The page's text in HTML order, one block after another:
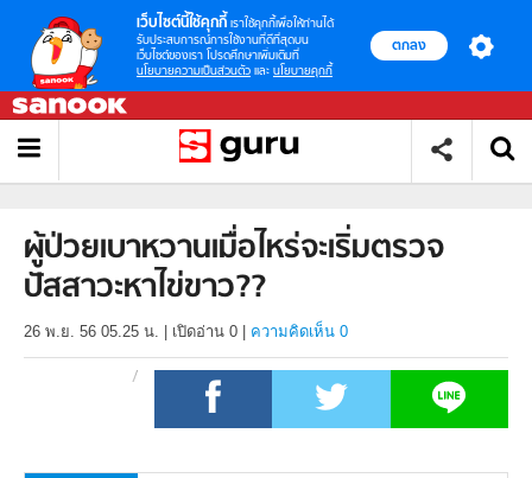
เว็บไซต์นี้ใช้คุกกี้ เราใช้คุกกี้เพื่อให้ท่านได้
รับประสบการณ์การใช้งานที่ดีที่สุดบน
เว็บไซต์ของเรา โปรดศึกษาเพิ่มเติมที่
นโยบายความเป็นส่วนตัว และ นโยบายคุกกี้
ตกลง
ผู้ป่วยเบาหวานเมื่อไหร่จะเริ่มตรวจ
ปัสสาวะหาไข่ขาว??
26 พ.ย. 56 05.25 น. เปิดอ่าน 0 ความคิดเห็น 0